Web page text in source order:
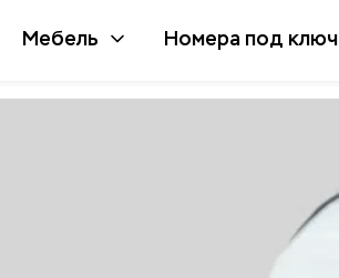
Мебель Номера под ключ